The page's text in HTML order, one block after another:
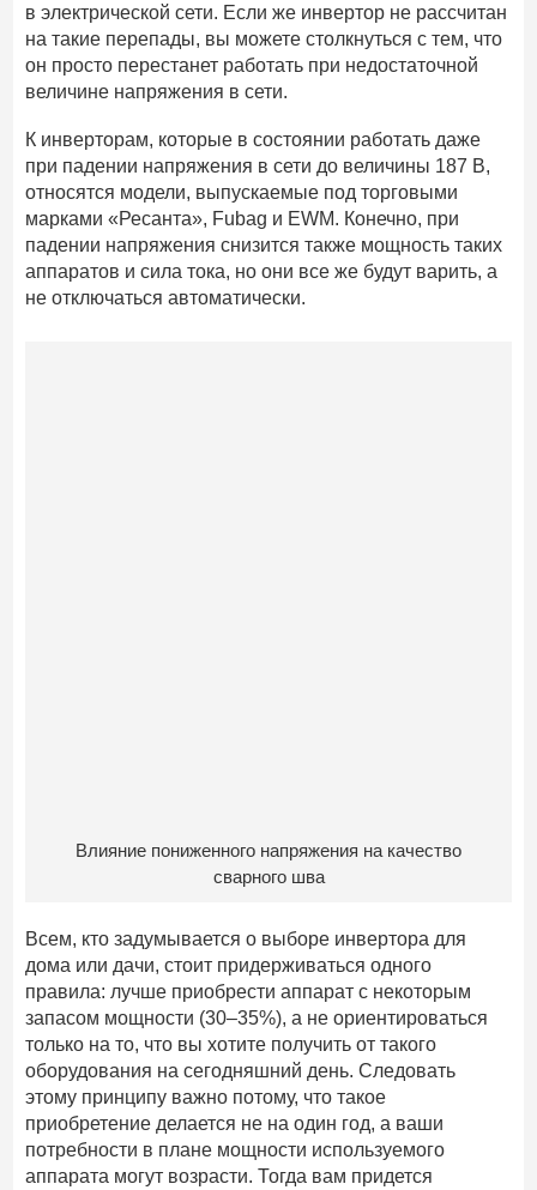
в электрической сети. Если же инвертор не рассчитан
на такие перепады, вы можете столкнуться с тем, что
он просто перестанет работать при недостаточной
величине напряжения в сети.
К инверторам, которые в состоянии работать даже
при падении напряжения в сети до величины 187 В,
относятся модели, выпускаемые под торговыми
марками «Ресанта», Fubag и EWM. Конечно, при
падении напряжения снизится также мощность таких
аппаратов и сила тока, но они все же будут варить, а
не отключаться автоматически.
Влияние пониженного напряжения на качество
сварного шва
Всем, кто задумывается о выборе инвертора для
дома или дачи, стоит придерживаться одного
правила: лучше приобрести аппарат с некоторым
запасом мощности (30–35%), а не ориентироваться
только на то, что вы хотите получить от такого
оборудования на сегодняшний день. Следовать
этому принципу важно потому, что такое
приобретение делается не на один год, а ваши
потребности в плане мощности используемого
аппарата могут возрасти. Тогда вам придется